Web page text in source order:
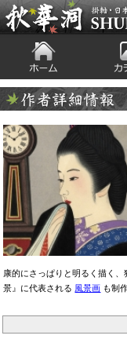
秋華洞 SHUKADO 掛軸・
ホーム カ
作者詳細情報
康的にさっぱりと明るく描く
景』に代表される 風景画 も制